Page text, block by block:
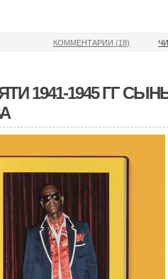
КОММЕНТАРИИ (18)
1941-1945 ГГ